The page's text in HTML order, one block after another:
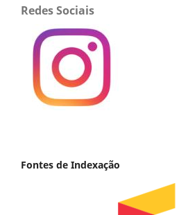
Redes Sociais
Fontes de Indexação